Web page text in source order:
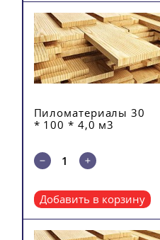
Пиломатериалы 30
* 100 * 4,0 м3
Добавить в корзину